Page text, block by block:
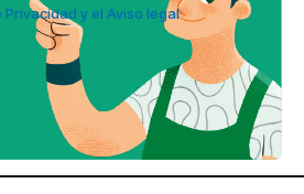
Privacidad y el Aviso legal